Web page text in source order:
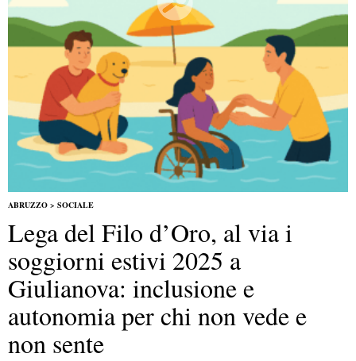
ABRUZZO > SOCIALE
Lega del Filo d’Oro, al via i
soggiorni estivi 2025 a
Giulianova: inclusione e
autonomia per chi non vede e
non sente